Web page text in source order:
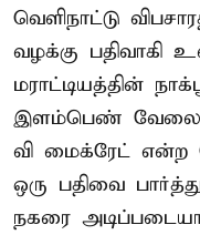
வெளிநாட்டு
வழக்கு பதிவாகி
மராட்டியத்தின்
இளம்பெண் வேலை
வி மைக்ரேட் என்ற
ஒரு பதிவை
நகரை